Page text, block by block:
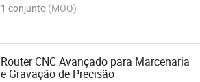
1 conjunto (MOQ)
Router CNC Avançado para Marcenaria
e Gravação de Precisão